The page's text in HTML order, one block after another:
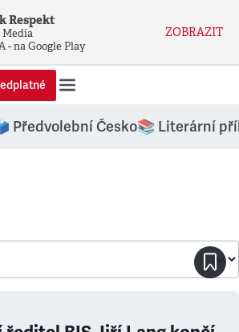
Respekt
Media
- na Google Play
ZOBRAZIT
Předvolební Česko📚 Literární